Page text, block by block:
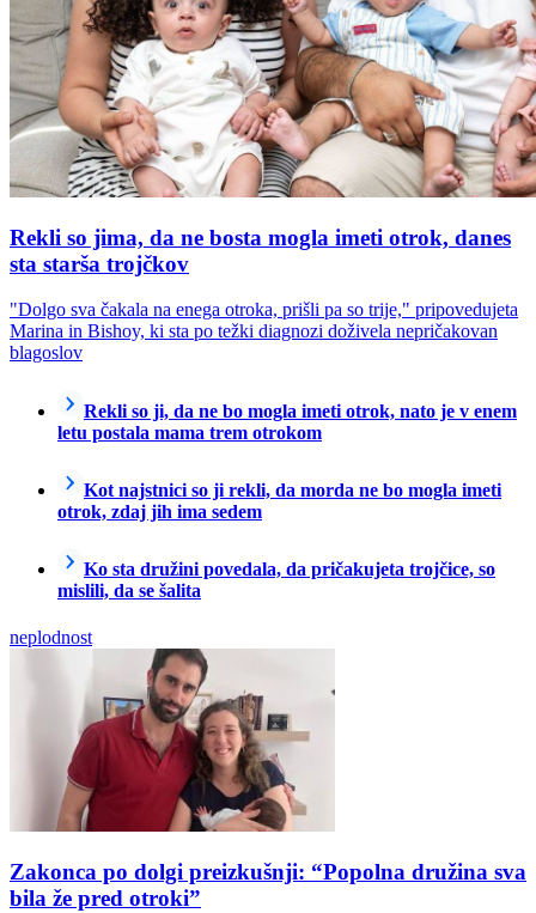
Rekli so jima, da ne bosta mogla imeti otrok, danes
sta starša trojčkov
"Dolgo sva čakala na enega otroka, prišli pa so trije," pripovedujeta
Marina in Bishoy, ki sta po težki diagnozi doživela nepričakovan
blagoslov
Rekli so ji, da ne bo mogla imeti otrok, nato je v enem
letu postala mama trem otrokom
Kot najstnici so ji rekli, da morda ne bo mogla imeti
otrok, zdaj jih ima sedem
Ko sta družini povedala, da pričakujeta trojčice, so
mislili, da se šalita
neplodnost
Zakonca po dolgi preizkušnji: “Popolna družina sva
bila že pred otroki”